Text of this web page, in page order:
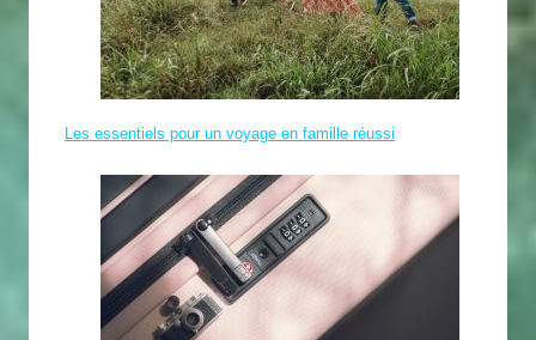
Les essentiels pour un voyage en famille réussi